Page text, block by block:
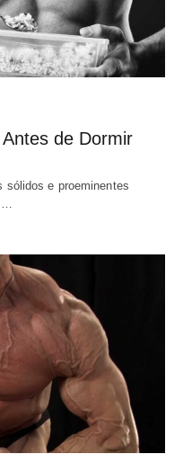
de Dormir
sólidos e proeminentes